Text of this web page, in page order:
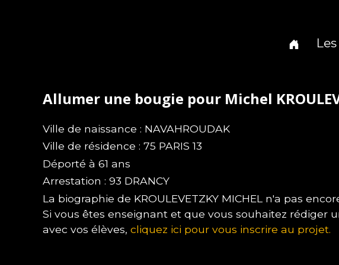
Allumer une bougie pour Michel
Ville de naissance : NAVAHROUDAK
Ville de résidence : 75 PARIS 13
Déporté à 61 ans
Arrestation : 93 DRANCY
La biographie de KROULEVETZKY MICHEL n'a pas
Si vous êtes enseignant et que vous souhaitez rédiger
avec vos élèves, cliquez ici pour vous inscrire au projet.